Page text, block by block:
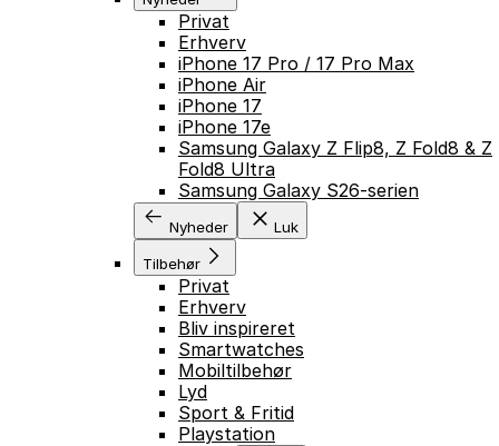
Privat
Erhverv
iPhone 17 Pro / 17 Pro Max
iPhone Air
iPhone 17
iPhone 17e
Samsung Galaxy Z Flip8, Z Fold8 & Z
Fold8 Ultra
Samsung Galaxy S26-serien
Nyheder Luk
Tilbehør
Privat
Erhverv
Bliv inspireret
Smartwatches
Mobiltilbehør
Lyd
Sport & Fritid
Playstation